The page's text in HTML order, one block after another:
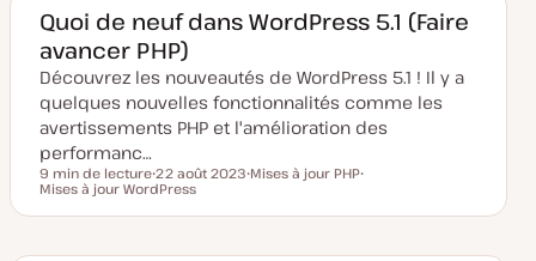
Quoi de neuf dans WordPress 5.1 (Faire
avancer PHP)
Découvrez les nouveautés de WordPress 5.1 ! Il y a
quelques nouvelles fonctionnalités comme les
avertissements PHP et l'amélioration des
performanc…
Temps de lecture
9 min de lecture
D
t
d
22 août 2023
j
t
Mises à jour PHP
j
t
Mises à jour WordPress